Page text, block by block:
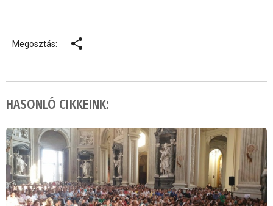
Megosztás:
HASONLÓ CIKKEINK: